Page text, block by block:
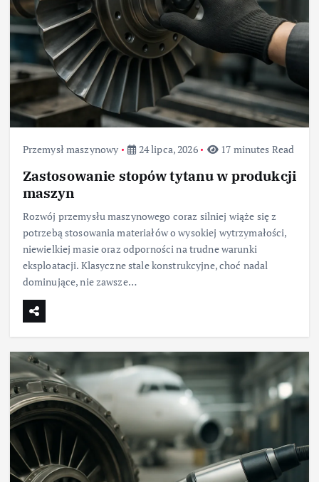
Przemysł maszynowy 24 lipca, 2026 17 minutes Read
Zastosowanie stopów tytanu w produkcji
maszyn
Rozwój przemysłu maszynowego coraz silniej wiąże się z
potrzebą stosowania materiałów o wysokiej wytrzymałości,
niewielkiej masie oraz odporności na trudne warunki
eksploatacji. Klasyczne stale konstrukcyjne, choć nadal
dominujące, nie zawsze…